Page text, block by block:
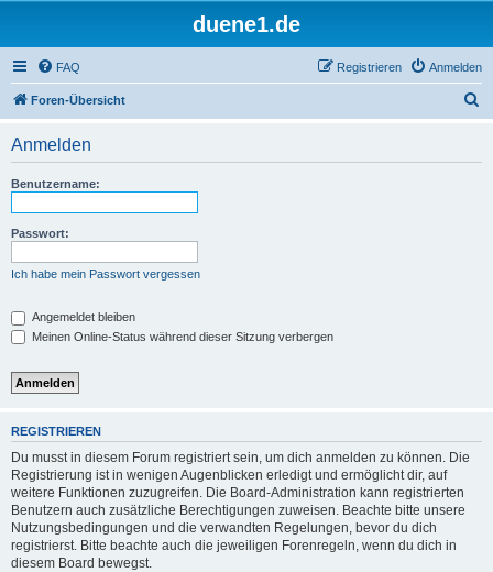
duene1.de
FAQ Anmelden
Registrieren
Foren-Übersicht
Anmelden
Benutzername:
Passwort:
Ich habe mein Passwort vergessen
Angemeldet bleiben
Meinen Online-Status während dieser Sitzung verbergen
REGISTRIEREN
Du musst in diesem Forum registriert sein, um dich anmelden zu können. Die
Registrierung ist in wenigen Augenblicken erledigt und ermöglicht dir, auf
weitere Funktionen zuzugreifen. Die Board-Administration kann registrierten
Benutzern auch zusätzliche Berechtigungen zuweisen. Beachte bitte unsere
Nutzungsbedingungen und die verwandten Regelungen, bevor du dich
registrierst. Bitte beachte auch die jeweiligen Forenregeln, wenn du dich in
diesem Board bewegst.